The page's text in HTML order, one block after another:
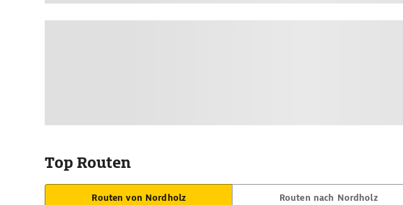
Top Routen
Routen von Nordholz Routen nach Nordholz